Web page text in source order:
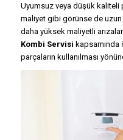
Uyumsuz veya düşük kaliteli
maliyet gibi görünse de
daha yüksek maliyetli
Kombi Servisi kapsamında
parçaların kullanılması